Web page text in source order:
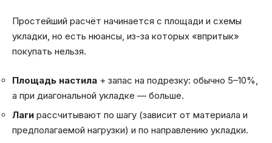
Простейший расчёт начинается с площади и схемы
укладки, но есть нюансы, из-за которых «впритык»
покупать нельзя.
Площадь настила + запас на подрезку: обычно 5–10%,
а при диагональной укладке — больше.
Лаги рассчитывают по шагу (зависит от материала и
предполагаемой нагрузки) и по направлению укладки.